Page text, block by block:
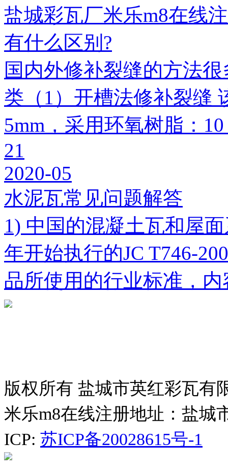
盐城彩瓦厂米乐m8在线
有什么区别?
国内外修补裂缝的方法
类（1）开槽法修补裂缝
5mm，采用环氧树脂：
21
2020-05
水泥瓦常见问题解答
1) 中国的混凝土瓦和屋
年开始执行的JC T746-
品所使用的行业标准，内
版权所有 盐城市英红彩瓦有
米乐m8在线注册地址：盐城
ICP: 苏ICP备20028615号-1